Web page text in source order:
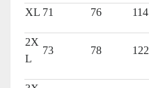
XL 71 76 114
2X
L
73 78 122